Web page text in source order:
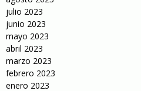
julio 2023
junio 2023
mayo 2023
abril 2023
marzo 2023
febrero 2023
enero 2023